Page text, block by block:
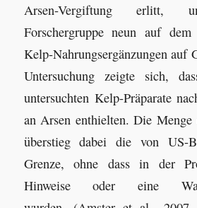
Arsen-Vergiftung erlitt,
Forschergruppe neun auf
Kelp-Nahrungsergänzungen auf
Untersuchung zeigte sich,
untersuchten Kelp-Präparate
an Arsen enthielten. Die Menge
überstieg dabei die von US-
Grenze, ohne dass in der
Hinweise oder eine